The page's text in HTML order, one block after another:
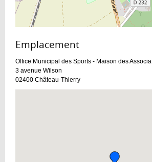
Emplacement :
Office Municipal des Sports - Maison des
3 avenue Wilson
02400 Château-Thierry